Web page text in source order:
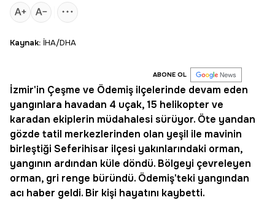
Kaynak: İHA/DHA
ABONE OL
İzmir'in Çeşme ve Ödemiş ilçelerinde devam eden
yangınlara havadan 4 uçak, 15 helikopter ve
karadan ekiplerin müdahalesi sürüyor. Öte yandan
gözde tatil merkezlerinden olan yeşil ile mavinin
birleştiği Seferihisar ilçesi yakınlarındaki orman,
yangının ardından küle döndü. Bölgeyi çevreleyen
orman, gri renge büründü. Ödemiş'teki yangından
acı haber geldi. Bir kişi hayatını kaybetti.